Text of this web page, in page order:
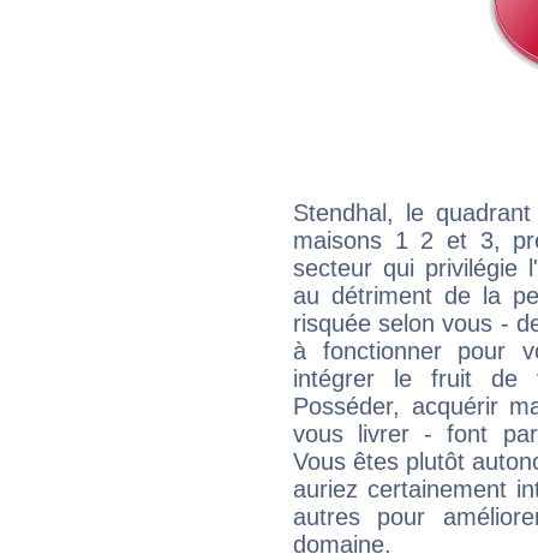
Stendhal, le
maisons 1 2 et 3,
secteur qui privilégie
au détriment de la
risquée selon vous -
à fonctionner pour
intégrer le fruit de
Posséder, acquérir
vous livrer - font
Vous êtes plutôt
auriez certainement
autres pour
domaine.